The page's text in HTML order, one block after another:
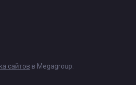
сайтов в Megagroup.